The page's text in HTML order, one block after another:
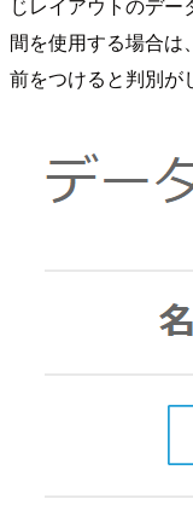
間を使用する場合は
前をつけると判別が